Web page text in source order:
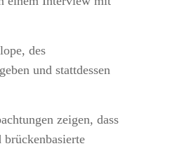
des
und stattdessen
zeigen, dass